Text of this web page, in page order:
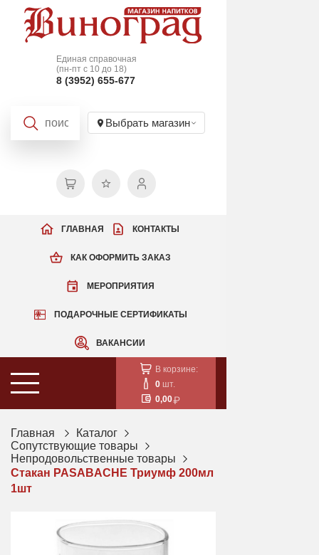
Единая справочная
(пн-пт с 10 до 18)
8 (3952) 655-677
Выбрать магазин
КАК ОФОРМИТЬ ЗАКАЗ
МЕРОПРИЯТИЯ
ПОДАРОЧНЫЕ СЕРТИФИКАТЫ
ВАКАНСИИ
ГЛАВНАЯ КОНТАКТЫ
В корзине:
0 шт.
0,00
Главная
Каталог
Сопутствующие товары
Непродовольственные товары
Стакан PASABACHE Триумф 200мл
1шт